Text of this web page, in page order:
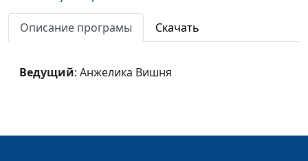
Любовь - небесное
Анжелика Вишня
Слишком много
Анжелика Вишня
Описание програмы Скачать
Ведущий: Анжелика Вишня